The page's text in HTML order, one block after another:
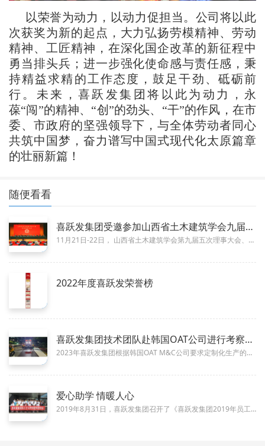
以荣誉为动力，以动力促担当。公司将以此
次获奖为新的起点，大力弘扬劳模精神、劳动
精神、工匠精神，在深化国企改革的新征程中
勇当排头兵；进一步强化使命感与责任感，秉
持精益求精的工作态度，鼓足干劲、砥砺前
行。未来，喜跃发集团将以此为动力，永
葆“闯”的精神、“创”的劲头、“干”的作风，在市
委、市政府的坚强领导下，与全体劳动者同心
共筑中国梦，奋力谱写中国式现代化太原篇章
的壮丽新篇！
随便看看
12-08 喜跃发集团受邀参加山西省土木建筑学会九届五次理事大会、学会建
11月21日-22日， 山西省土木建筑学会第九届五次理事大会、学会建会70周年纪念大会暨2023年学术年会在太原隆重举办...
02-01 2022年度喜跃发荣誉榜
11-04 喜跃发集团技术团队赴韩国OAT公司进行考察交流，深化国际合作
2023年喜跃发集团根据韩国OAT M&C公司要求定制化生产的高等级乳化沥青（黑色和彩色）正式出口韩国。2024年韩国O...
08-31 爱心助学 情暖人心
2019年8月31日，喜跃发集团召开了《喜跃发集团2019年员工子女考学慰问座谈会》。喜跃发集团15名升学员工子女带着年...